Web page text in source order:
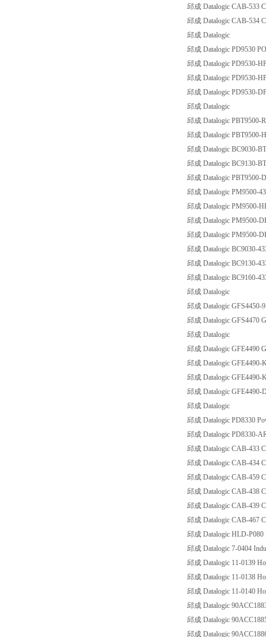
邱成 Datalogic CAB-533
邱成 Datalogic CAB-534
邱成 Datalogic
邱成 Datalogic PD9530
邱成 Datalogic PD9530-
邱成 Datalogic PD9530-
邱成 Datalogic PD9530-
邱成 Datalogic
邱成 Datalogic PBT9500-
邱成 Datalogic PBT9500-
邱成 Datalogic BC9030-
邱成 Datalogic BC9130-
邱成 Datalogic PBT9500-
邱成 Datalogic PM9500-
邱成 Datalogic PM9500-
邱成 Datalogic PM9500-
邱成 Datalogic PM9500-
邱成 Datalogic BC9030-
邱成 Datalogic BC9130-
邱成 Datalogic BC9160-
邱成 Datalogic
邱成 Datalogic GFS4450-
邱成 Datalogic GFS4470
邱成 Datalogic
邱成 Datalogic GFE4490
邱成 Datalogic
邱成 Datalogic
邱成 Datalogic
邱成 Datalogic
邱成 Datalogic PD8330
邱成 Datalogic PD8330-
邱成 Datalogic CAB-433
邱成 Datalogic CAB-434
邱成 Datalogic CAB-459
邱成 Datalogic CAB-438
邱成 Datalogic CAB-439
邱成 Datalogic CAB-467
邱成 Datalogic HLD-
邱成 Datalogic 7-0404
邱成 Datalogic 11-0139
邱成 Datalogic 11-0138
邱成 Datalogic 11-0140
邱成 Datalogic
邱成 Datalogic
邱成 Datalogic